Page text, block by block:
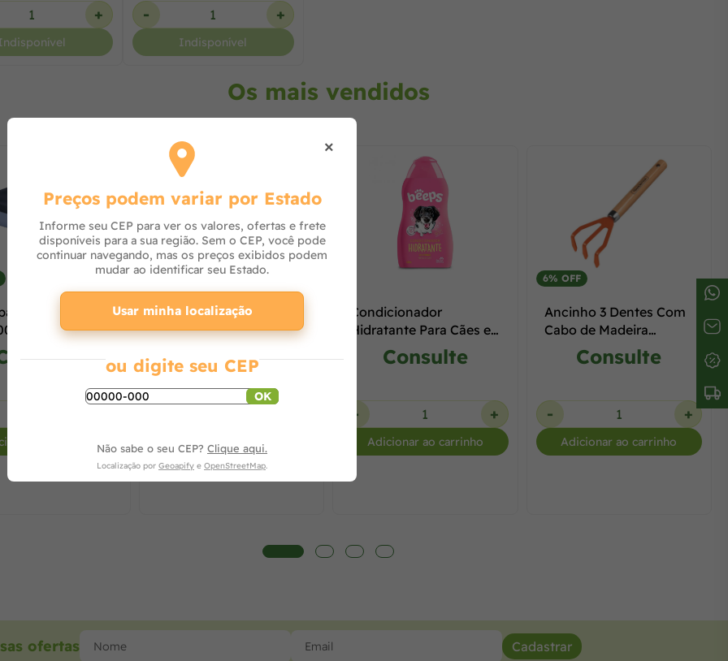
+ - +
Indisponível
Os mais vendidos
Piscina Mor
Litros
ao carrinho
7% OFF
Filtro para Piscina 3.600
L/h 220V
Consulte
Adicionar ao carrinho
Condicionador
Hidratante Para Cães e
Gatos Beeps - 480ML
Consulte
- +
Adicionar ao carrinho
6% OFF
Ancinho 3 Dentes Com
Cabo de Madeira
77909/001Consulte
- +
Adicionar ao carrinho
ofertas Cadastrar
×
Preços podem variar por Estado
Informe seu CEP para ver os valores, ofertas e frete
disponíveis para a sua região. Sem o CEP, você pode
continuar navegando, mas os preços exibidos podem
mudar ao identificar seu Estado.
Usar minha localização
ou digite seu CEP
OK
Não sabe o seu CEP? Clique aqui.
Localização por Geoapify e OpenStreetMap